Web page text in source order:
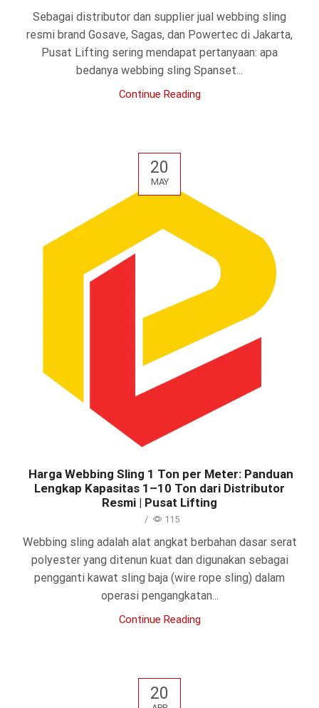
Sebagai distributor dan supplier jual webbing sling
resmi brand Gosave, Sagas, dan Powertec di Jakarta,
Pusat Lifting sering mendapat pertanyaan: apa
bedanya webbing sling Spanset...
Continue Reading
20
MAY
Harga Webbing Sling 1 Ton per Meter: Panduan
Lengkap Kapasitas 1–10 Ton dari Distributor
Resmi | Pusat Lifting
/ 115
Webbing sling adalah alat angkat berbahan dasar serat
polyester yang ditenun kuat dan digunakan sebagai
pengganti kawat sling baja (wire rope sling) dalam
operasi pengangkatan...
Continue Reading
20